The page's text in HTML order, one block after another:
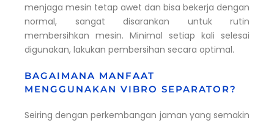
menjaga mesin tetap awet dan bisa bekerja dengan
normal, sangat disarankan untuk rutin
membersihkan mesin. Minimal setiap kali selesai
digunakan, lakukan pembersihan secara optimal.
BAGAIMANA MANFAAT
MENGGUNAKAN VIBRO SEPARATOR?
Seiring dengan perkembangan jaman yang semakin